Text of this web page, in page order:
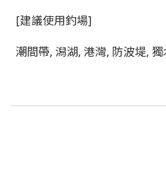
[建議使用釣場]
潮間帶, 潟湖, 港灣, 防波堤,